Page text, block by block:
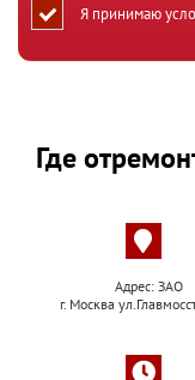
Я принимаю
Где
Адрес: ЗАО
г. Москва